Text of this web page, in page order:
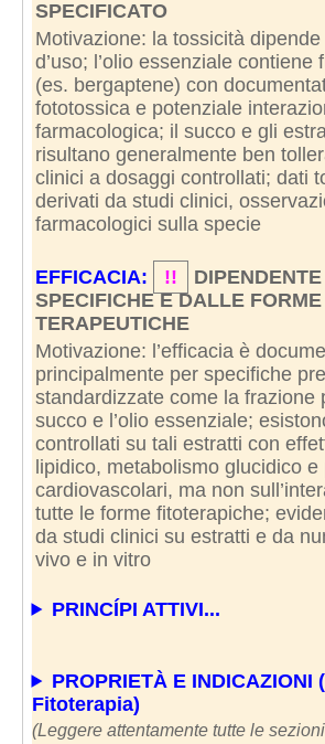
SPECIFICATO
Motivazione: la tossicità
d’uso; l’olio essenziale contiene
(es. bergaptene) con
fototossica e potenziale
farmacologica; il succo e gli
risultano generalmente ben
clinici a dosaggi controllati; dati
derivati da studi clinici,
farmacologici sulla specie
EFFICACIA: !!
SPECIFICHE E DALLE FORME
TERAPEUTICHE
Motivazione: l’efficacia è
principalmente per specifiche
standardizzate come la frazione
succo e l’olio essenziale;
controllati su tali estratti con
lipidico, metabolismo glucidico e
cardiovascolari, ma non
tutte le forme fitoterapiche;
da studi clinici su estratti e da
vivo e in vitro
PRINCÍPI ATTIVI...
PROPRIETÀ E INDICAZIONI
Fitoterapia)
(Leggere attentamente tutte le